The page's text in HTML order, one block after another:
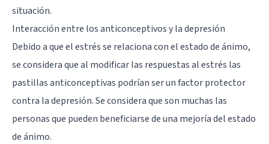
situación.
Interacción entre los anticonceptivos y la depresión
Debido a que el estrés se relaciona con el estado de ánimo,
se considera que al modificar las respuestas al estrés las
pastillas anticonceptivas podrían ser un factor protector
contra la depresión. Se considera que son muchas las
personas que pueden beneficiarse de una mejoría del estado
de ánimo.